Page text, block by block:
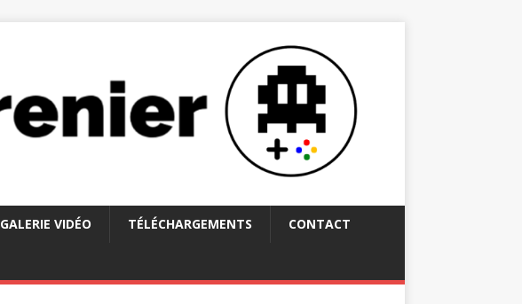
GALERIE VIDÉO TÉLÉCHARGEMENTS CONTACT